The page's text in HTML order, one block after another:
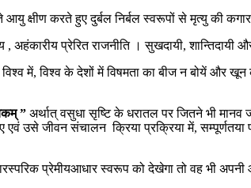
क्षीण करते हुए दुर्बल निर्बल स्वरूपों से मृत्यु की
अहंकारीय प्रेरित राजनीति । सुखदायी, शान्तिदायी
में, विश्व के देशों में विषमता का बीज न बोयें और
” अर्थात् वसुधा सृष्टि के धरातल पर जितने भी
जीवन संचालन क्रिया प्रक्रिया में, सम्पूर्णतया
प्रेमीयआधार स्वरूप को देखेगा तो वह भी